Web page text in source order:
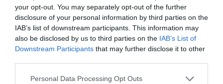
your opt-out. You may separately opt-out of the further
disclosure of your personal information by third parties on the
IAB’s list of downstream participants. This information may
also be disclosed by us to third parties on the IAB’s List of
Downstream Participants that may further disclose it to other
Personal Data Processing Opt Outs
stroški njihove izdelave.
To ni le spletna drama.
CHINA exposes luxury brands
And she didn’t even stutter